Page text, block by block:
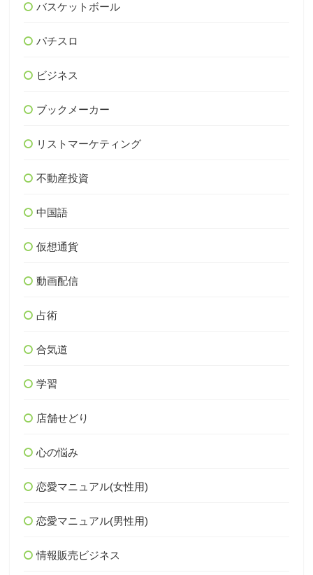
バスケットボール
パチスロ
ビジネス
ブックメーカー
リストマーケティング
不動産投資
中国語
仮想通貨
動画配信
占術
合気道
学習
店舗せどり
心の悩み
恋愛マニュアル(女性用)
恋愛マニュアル(男性用)
情報販売ビジネス